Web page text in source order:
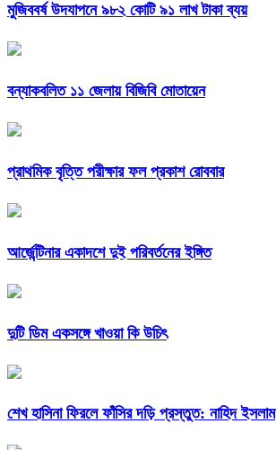
মুজিববর্ষ উদযাপনে ৯৮২ কোটি ৯১ লাখ টাকা ব্যয়
বন্যাকবলিত ১১ জেলায় বিজিবি মোতায়েন
প্রাথমিক বৃত্তি পরীক্ষার ফল প্রকাশ রোববার
আর্জেন্টিনার একাদশে দুই পরিবর্তনের ইঙ্গিত
দুটি ডিম একসঙ্গে খাওয়া কি উচিৎ
শেখ হাসিনা ফিরলে ফাঁসির দড়ি প্রস্তুত: নাহিদ ইসলাম